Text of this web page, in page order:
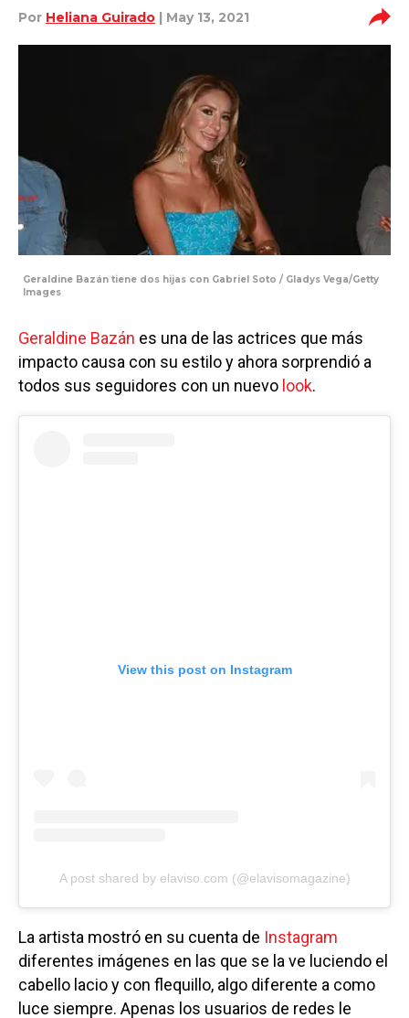
Por Heliana Guirado | May 13, 2021
Geraldine Bazán tiene dos hijas con Gabriel Soto / Gladys Vega/Getty
Images
Geraldine Bazán es una de las actrices que más
impacto causa con su estilo y ahora sorprendió a
todos sus seguidores con un nuevo look.
View this post on Instagram
A post shared by elaviso.com (@elavisomagazine)
La artista mostró en su cuenta de Instagram
diferentes imágenes en las que se la ve luciendo el
cabello lacio y con flequillo, algo diferente a como
luce siempre. Apenas los usuarios de redes le